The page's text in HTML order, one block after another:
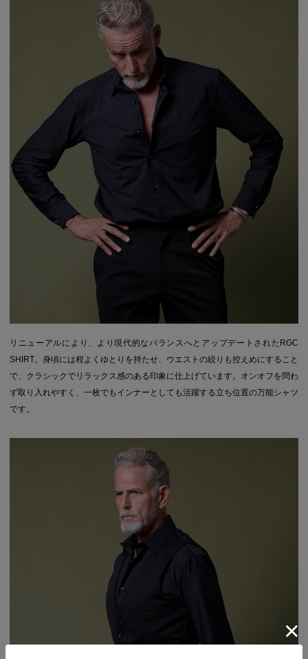
リニューアルにより、より現代的なバランスへとアップデートされたRGC
SHIRT。身頃には程よくゆとりを持たせ、ウエストの絞りも控えめにすること
で、クラシックでリラックス感のある印象に仕上げています。オンオフを問わ
ず取り入れやすく、一枚でもインナーとしても活躍する立ち位置の万能シャツ
です。